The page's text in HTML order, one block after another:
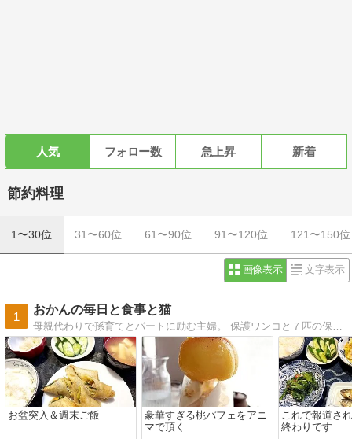
人気 フォロー数 急上昇 新着
節約料理
1〜30位 31〜60位 61〜90位 91〜120位 121〜150位
画像表示 文字表示
1
おかんの毎日と食事と猫
お盆突入＆週末ご飯
豪華すぎる桃パフェをアニ
マで頂く
これで報道さ
終わりです